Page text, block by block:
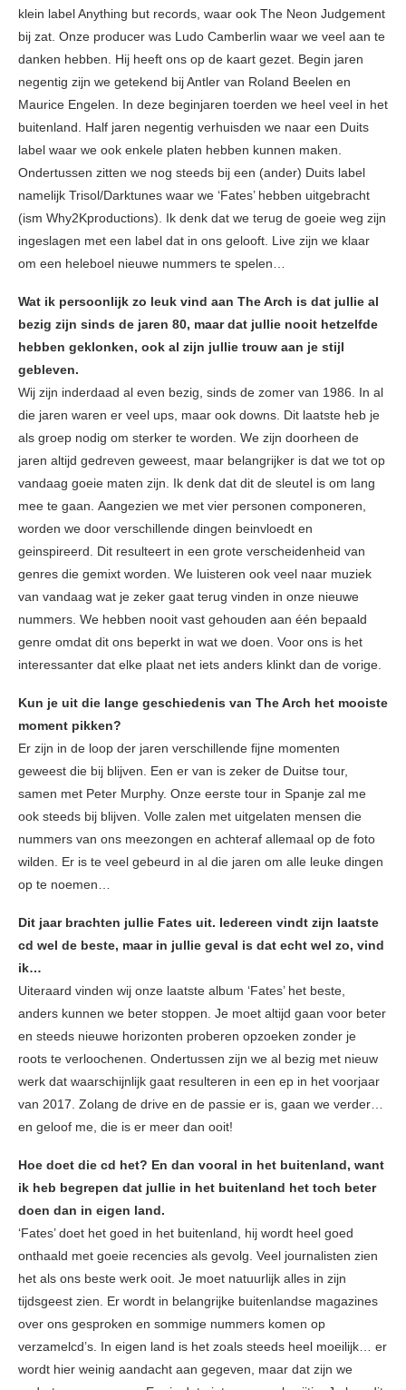
klein label Anything but records, waar ook The Neon Judgement
bij zat. Onze producer was Ludo Camberlin waar we veel aan te
danken hebben. Hij heeft ons op de kaart gezet. Begin jaren
negentig zijn we getekend bij Antler van Roland Beelen en
Maurice Engelen. In deze beginjaren toerden we heel veel in het
buitenland. Half jaren negentig verhuisden we naar een Duits
label waar we ook enkele platen hebben kunnen maken.
Ondertussen zitten we nog steeds bij een (ander) Duits label
namelijk Trisol/Darktunes waar we ‘Fates’ hebben uitgebracht
(ism Why2Kproductions). Ik denk dat we terug de goeie weg zijn
ingeslagen met een label dat in ons gelooft. Live zijn we klaar
om een heleboel nieuwe nummers te spelen…
Wat ik persoonlijk zo leuk vind aan The Arch is dat jullie al
bezig zijn sinds de jaren 80, maar dat jullie nooit hetzelfde
hebben geklonken, ook al zijn jullie trouw aan je stijl
gebleven.
Wij zijn inderdaad al even bezig, sinds de zomer van 1986. In al
die jaren waren er veel ups, maar ook downs. Dit laatste heb je
als groep nodig om sterker te worden. We zijn doorheen de
jaren altijd gedreven geweest, maar belangrijker is dat we tot op
vandaag goeie maten zijn. Ik denk dat dit de sleutel is om lang
mee te gaan. Aangezien we met vier personen componeren,
worden we door verschillende dingen beinvloedt en
geinspireerd. Dit resulteert in een grote verscheidenheid van
genres die gemixt worden. We luisteren ook veel naar muziek
van vandaag wat je zeker gaat terug vinden in onze nieuwe
nummers. We hebben nooit vast gehouden aan één bepaald
genre omdat dit ons beperkt in wat we doen. Voor ons is het
interessanter dat elke plaat net iets anders klinkt dan de vorige.
Kun je uit die lange geschiedenis van The Arch het mooiste
moment pikken?
Er zijn in de loop der jaren verschillende fijne momenten
geweest die bij blijven. Een er van is zeker de Duitse tour,
samen met Peter Murphy. Onze eerste tour in Spanje zal me
ook steeds bij blijven. Volle zalen met uitgelaten mensen die
nummers van ons meezongen en achteraf allemaal op de foto
wilden. Er is te veel gebeurd in al die jaren om alle leuke dingen
op te noemen…
Dit jaar brachten jullie Fates uit. Iedereen vindt zijn laatste
cd wel de beste, maar in jullie geval is dat echt wel zo, vind
ik…
Uiteraard vinden wij onze laatste album ‘Fates’ het beste,
anders kunnen we beter stoppen. Je moet altijd gaan voor beter
en steeds nieuwe horizonten proberen opzoeken zonder je
roots te verloochenen. Ondertussen zijn we al bezig met nieuw
werk dat waarschijnlijk gaat resulteren in een ep in het voorjaar
van 2017. Zolang de drive en de passie er is, gaan we verder…
en geloof me, die is er meer dan ooit!
Hoe doet die cd het? En dan vooral in het buitenland, want
ik heb begrepen dat jullie in het buitenland het toch beter
doen dan in eigen land.
‘Fates’ doet het goed in het buitenland, hij wordt heel goed
onthaald met goeie recencies als gevolg. Veel journalisten zien
het als ons beste werk ooit. Je moet natuurlijk alles in zijn
tijdsgeest zien. Er wordt in belangrijke buitenlandse magazines
over ons gesproken en sommige nummers komen op
verzamelcd’s. In eigen land is het zoals steeds heel moeilijk… er
wordt hier weinig aandacht aan gegeven, maar dat zijn we